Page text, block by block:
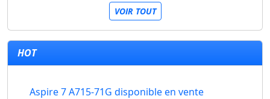
VOIR TOUT
HOT
Aspire 7 A715-71G disponible en vente